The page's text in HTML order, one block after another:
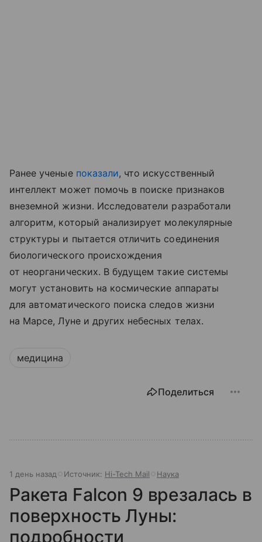
Ранее ученые показали, что искусственный
интеллект может помочь в поиске признаков
внеземной жизни. Исследователи разработали
алгоритм, который анализирует молекулярные
структуры и пытается отличить соединения
биологического происхождения
от неорганических. В будущем такие системы
могут установить на космические аппараты
для автоматического поиска следов жизни
на Марсе, Луне и других небесных телах.
медицина
Поделиться
1 день назад Источник: Hi-Tech Mail Наука
Ракета Falcon 9 врезалась в
поверхность Луны:
подробности